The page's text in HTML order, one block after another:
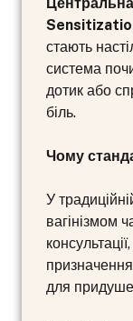
стають
система
дотик або
біль.
Чому
У
вагінізмом
для